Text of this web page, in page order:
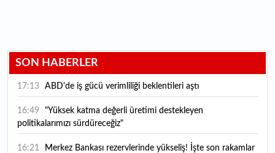
SON HABERLER
17:13 ABD'de iş gücü verimliliği beklentileri aştı
16:49
politikalarımızı sürdüreceğiz"
16:21 Merkez Bankası rezervlerinde yükseliş! İşte son rakamlar